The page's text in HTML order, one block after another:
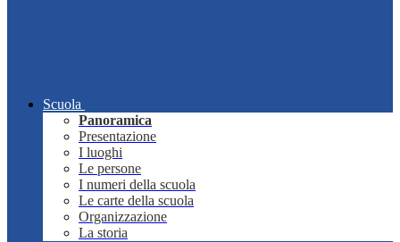
Scuola
Panoramica
Presentazione
I luoghi
Le persone
I numeri della scuola
Le carte della scuola
Organizzazione
La storia